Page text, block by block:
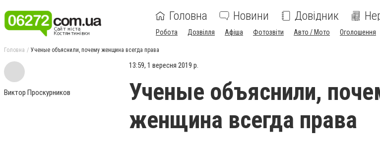
Головна Новини Довідник
Робота Дозвілля Афіша Фотозвіти Авто / Мото Оголошення
Головна Ученые объяснили, почему женщина всегда права
Виктор Проскурников
13:59, 1 вересня 2019 р.
Ученые объяснили,
женщина всегда права